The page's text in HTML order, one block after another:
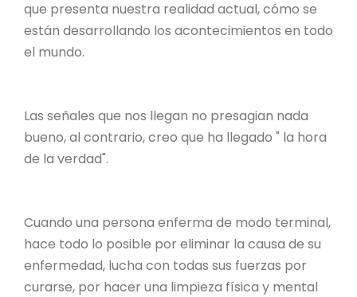
que presenta nuestra realidad actual, cómo se
están desarrollando los acontecimientos en todo
el mundo.
Las señales que nos llegan no presagian nada
bueno, al contrario, creo que ha llegado " la hora
de la verdad".
Cuando una persona enferma de modo terminal,
hace todo lo posible por eliminar la causa de su
enfermedad, lucha con todas sus fuerzas por
curarse, por hacer una limpieza física y mental